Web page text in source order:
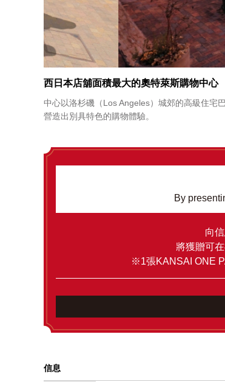
西日本店舖面積最大的奧特萊斯購物中心
中心以洛杉磯（Los Angeles）城郊的高級住宅
營造出別具特色的購物體驗。
By
向
將獲贈可
※1張KANSAI ONE
信息